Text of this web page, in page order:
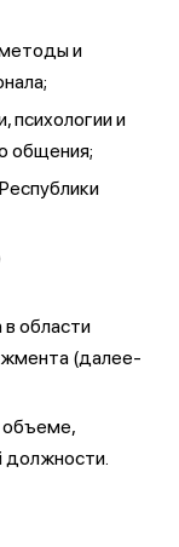
методы и
психологии и
общения;
области
(далее-
объеме,
должности.